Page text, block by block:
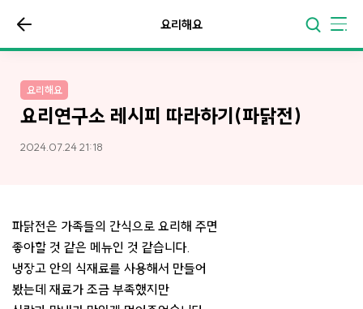
요리해요
요리해요
요리연구소 레시피 따라하기(파닭전)
2024.07.24 21:18
파닭전은 가족들의 간식으로 요리해 주면
좋아할 것 같은 메뉴인 것 같습니다.
냉장고 안의 식재료를 사용해서 만들어
봤는데 재료가 조금 부족했지만